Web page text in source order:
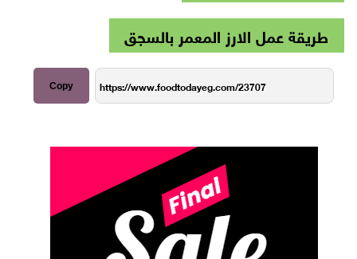
طريقة عمل الارز المعمر بالسجق
Copy